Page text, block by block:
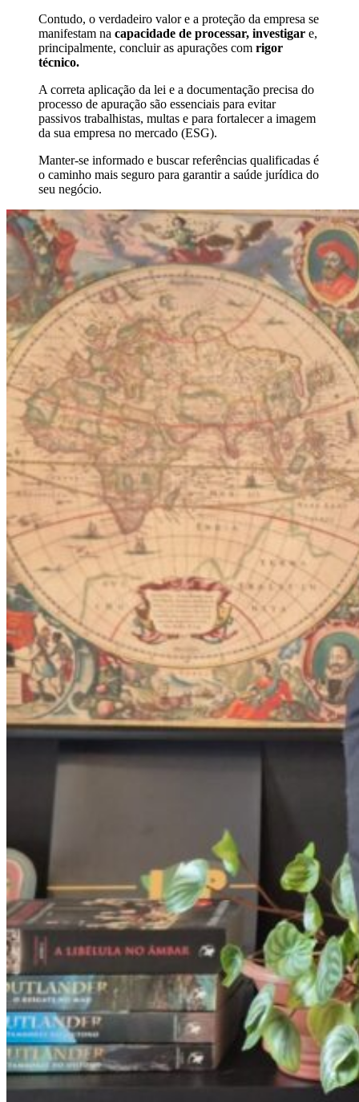
Contudo, o verdadeiro valor e a proteção da empresa se
manifestam na capacidade de processar, investigar e,
principalmente, concluir as apurações com rigor
técnico.
A correta aplicação da lei e a documentação precisa do
processo de apuração são essenciais para evitar
passivos trabalhistas, multas e para fortalecer a imagem
da sua empresa no mercado (ESG).
Manter-se informado e buscar referências qualificadas é
o caminho mais seguro para garantir a saúde jurídica do
seu negócio.